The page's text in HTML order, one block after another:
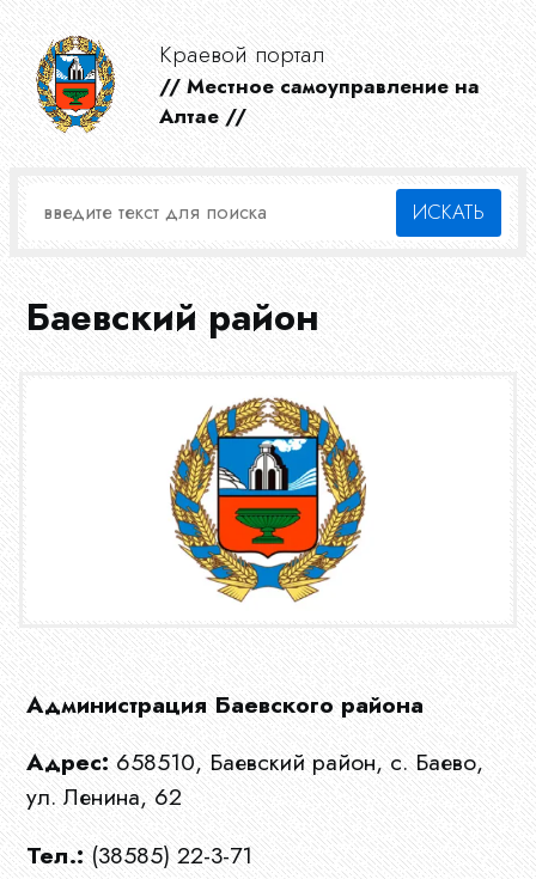
Краевой портал
// Местное самоуправление на
Алтае //
Баевский район
Администрация Баевского района
Адрес:658510, Баевский район, с. Баево,
ул. Ленина, 62
Тел.:(38585) 22-3-71